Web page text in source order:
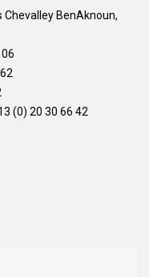
BenAknoun,
(0) 20 30 66 42